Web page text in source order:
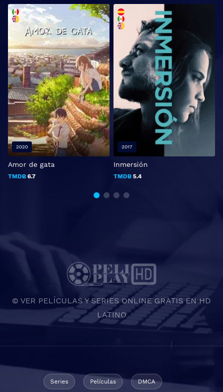
Amor de gata
TMDB 6.7
2020
Inmersión
TMDB 5.4
2017
© VER PELÍCULAS Y SERIES ONLINE GRATIS EN HD
LATINO
Series Películas DMCA